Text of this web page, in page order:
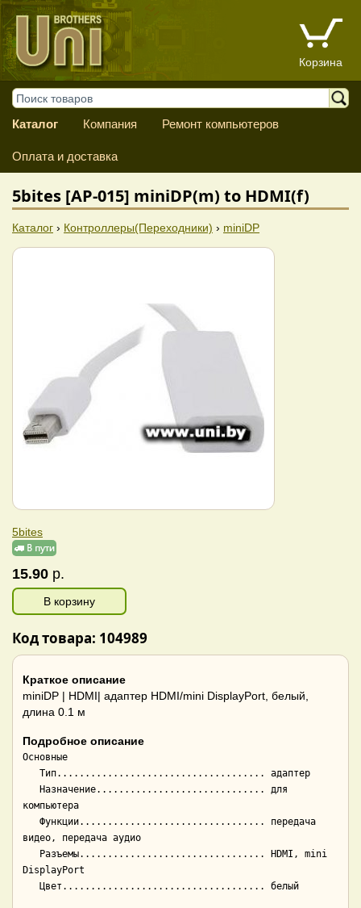
Корзина
Каталог Компания Ремонт компьютеров
Оплата и доставка
5bites [AP-015] miniDP(m) to HDMI(f)
Каталог › Контроллеры(Переходники) › miniDP
5bites
15.90 р.
В корзину
Код товара: 104989
Краткое описание
miniDP | HDMI| адаптер HDMI/mini DisplayPort, белый,
длина 0.1 м
Подробное описание
Основные
компьютера
видео, передача аудио
DisplayPort